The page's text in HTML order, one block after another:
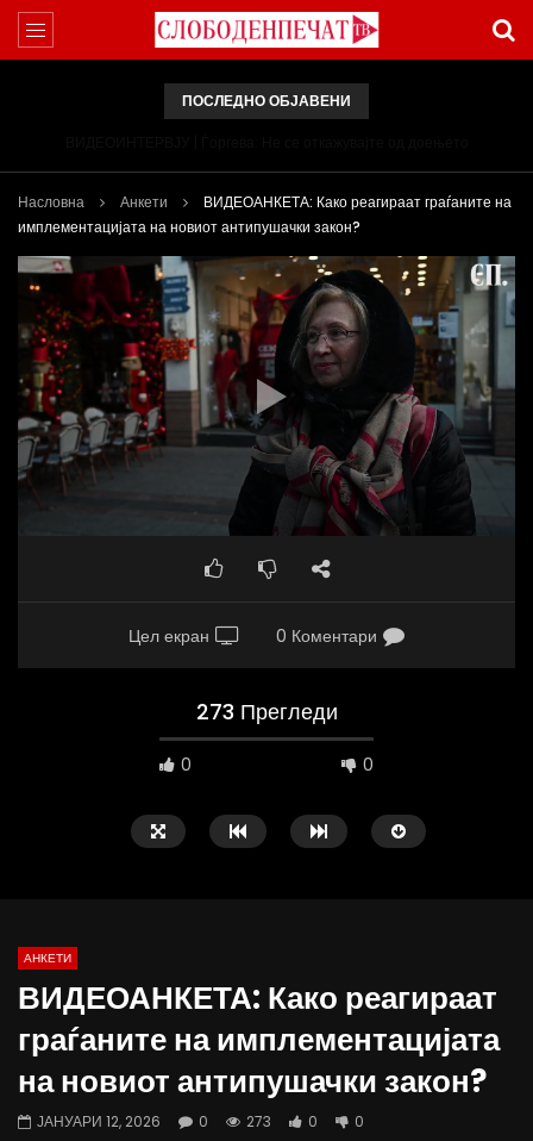
ПОСЛЕДНО ОБЈАВЕНИ
Насловна Анкети
ВИДЕОАНКЕТА: Како реагираат граѓаните на
имплементацијата на новиот антипушачки закон?
Цел екран 0 Коментари
273 Прегледи
0 0
03:00
ЈУЛИ 21, 2026
0
515 3 0
ВИДЕОАНКЕТА: Дали
донирале своите
АНКЕТИ
ВИДЕОАНКЕТА: Како реагираат
граѓаните на имплементацијата
на новиот антипушачки закон?
ЈАНУАРИ 12, 2026 0 273 0 0